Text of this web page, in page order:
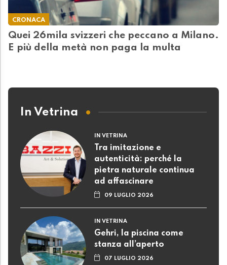
CRONACA
Quei 26mila svizzeri che peccano a Milano.
E più della metà non paga la multa
In Vetrina
IN VETRINA
Tra imitazione e
autenticità: perché la
pietra naturale continua
ad affascinare
09 LUGLIO 2026
IN VETRINA
Gehri, la piscina come
stanza all’aperto
07 LUGLIO 2026